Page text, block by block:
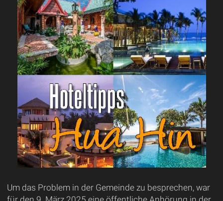
Um das Problem in der Gemeinde zu besprechen, war